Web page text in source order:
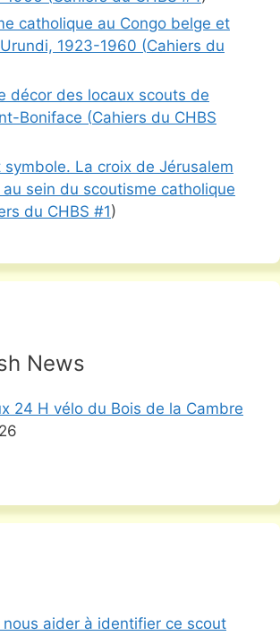
catholique au Congo belge et
1923-1960 (Cahiers du
décor des locaux scouts de
Boniface (Cahiers du CHBS
symbole. La croix de Jérusalem
sein du scoutisme catholique
du CHBS #1)
News
24 H vélo du Bois de la Cambre
nous aider à identifier ce scout